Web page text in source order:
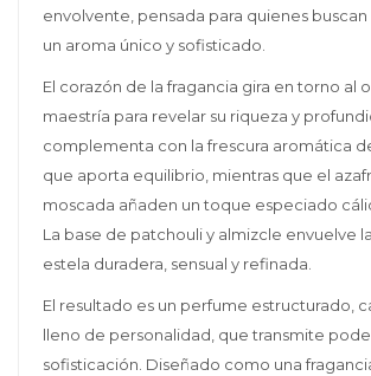
envolvente, pensada para quienes
un aroma único y sofisticado.
El corazón de la fragancia gira en torno al
maestría para revelar su riqueza y
complementa con la frescura aromática
que aporta equilibrio, mientras que el
moscada añaden un toque especiado
La base de patchouli y almizcle envuelve
estela duradera, sensual y refinada.
El resultado es un perfume estructurado,
lleno de personalidad, que transmite
sofisticación. Diseñado como una